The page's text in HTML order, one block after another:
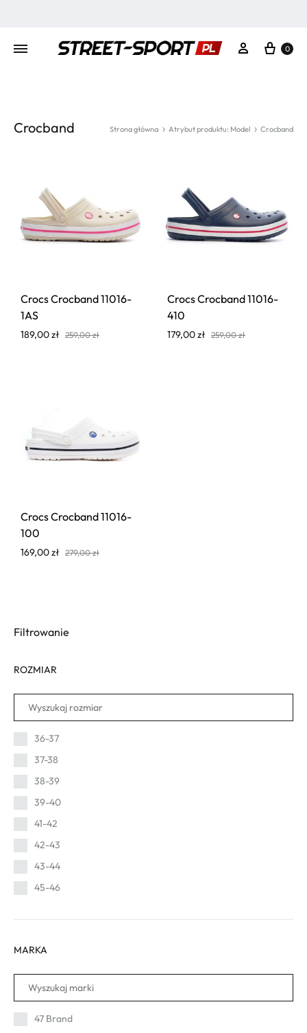
Moje konto
0
Crocband Strona główna Atrybut produktu: Model Crocband
Crocs Crocband 11016-
1AS
189,00zł 259,00zł
Crocs Crocband 11016-
410
179,00zł 259,00zł
Crocs Crocband 11016-
100
169,00zł 279,00zł
Filtrowanie
ROZMIAR
36-37
37-38
38-39
39-40
41-42
42-43
43-44
45-46
MARKA
47 Brand